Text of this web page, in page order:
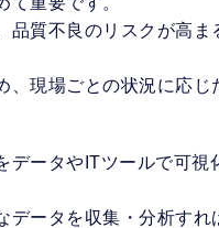
品質不良のリスクが高ま
、現場ごとの状況に応じ
ータやITツールで可視
データを収集・分析すれ